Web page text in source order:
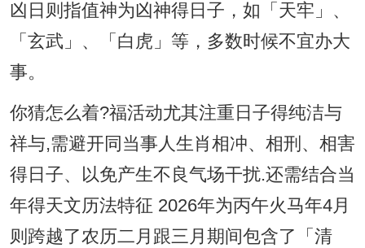
凶日则指值神为凶神得日子，如「天牢」、
「玄武」、「白虎」等，多数时候不宜办大
事。
你猜怎么着?福活动尤其注重日子得纯洁与
祥与,需避开同当事人生肖相冲、相刑、相害
得日子、以免产生不良气场干扰.还需结合当
年得天文历法特征 2026年为丙午火马年4月
则跨越了农历二月跟三月期间包含了「清